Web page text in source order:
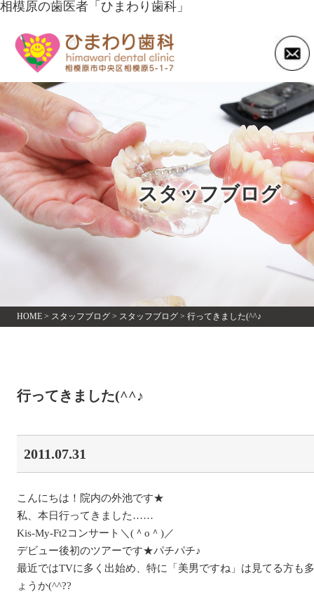
相模原の歯医者「ひまわり歯科」
スタッフブログ
HOME> スタッフブログ> スタッフブログ> 行ってきました(^^♪
行ってきました(^^♪
2011.07.31
こんにちは！院内の外池です★
私、本日行ってきました……
Kis-My-Ft2コンサート＼(＾o＾)／
デビュー後初のツアーです★パチパチ♪
最近ではTVに多く出始め、特に「美男ですね」は見てる方も
ょうか(^^??